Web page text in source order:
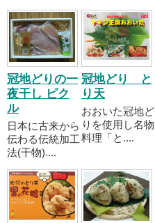
冠地どりの一
夜干し ピク
ル
日本に古来から
伝わる伝統加工
法(干物)....
冠地どり と
り天
おおいた冠地ど
りを使用し名物
料理「と....